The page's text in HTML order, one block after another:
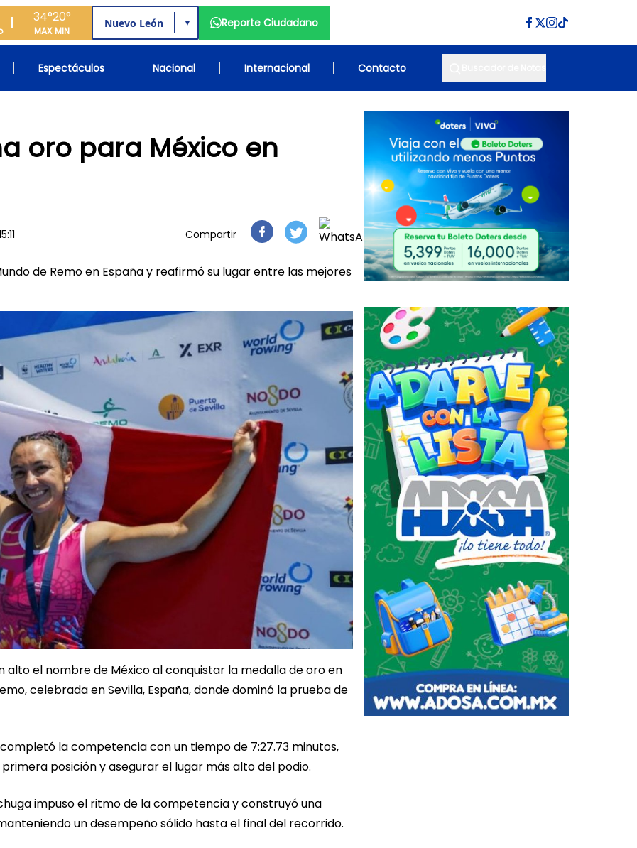
34°
MAX
20°
MIN
▼ Reporte Ciudadano
Espectáculos Nacional Internacional Contacto
oro para México en
Compartir
de Remo en España y reafirmó su lugar entre las mejores
alto el nombre de México al conquistar la medalla de oro en
celebrada en Sevilla, España, donde dominó la prueba de
la competencia con un tiempo de 7:27.73 minutos,
posición y asegurar el lugar más alto del podio.
impuso el ritmo de la competencia y construyó una
un desempeño sólido hasta el final del recorrido.